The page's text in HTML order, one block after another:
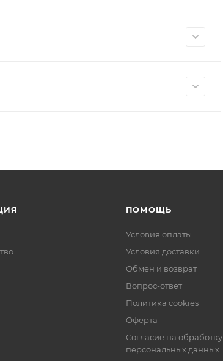
ПОМОЩЬ
Условия оплаты
Условия доставки
Обмен и возврат
Вопрос-ответ
Политика cookies
Оферта
Согласие на обработку
персональных данных